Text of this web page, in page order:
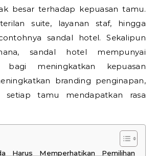
besar terhadap kepuasan tamu.
suite, layanan staf, hingga
sandal hotel. Sekalipun
sandal hotel mempunyai
bagi meningkatkan kepuasan
branding penginapan,
setiap tamu mendapatkan rasa
Harus Memperhatikan Pemilihan